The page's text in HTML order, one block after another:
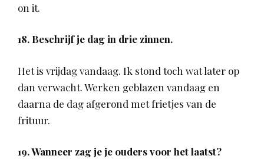
on it.
18. Beschrijf je dag in drie zinnen.
Het is vrijdag vandaag. Ik stond toch wat later op
dan verwacht. Werken geblazen vandaag en
daarna de dag afgerond met frietjes van de
frituur.
19. Wanneer zag je je ouders voor het laatst?